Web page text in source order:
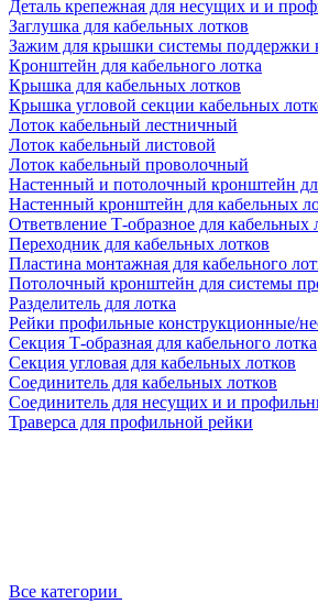
Деталь крепежная для несущих и и
Заглушка для кабельных лотков
Зажим для крышки системы поддержки
Кронштейн для кабельного лотка
Крышка для кабельных лотков
Крышка угловой секции кабельных
Лоток кабельный лестничный
Лоток кабельный листовой
Лоток кабельный проволочный
Настенный и потолочный кронштейн
Настенный кронштейн для кабельных
Ответвление Т-образное для кабельных
Переходник для кабельных лотков
Пластина монтажная для кабельного
Потолочный кронштейн для системы
Разделитель для лотка
Рейки профильные конструкционные/
Секция Т-образная для кабельного лотка
Секция угловая для кабельных лотков
Соединитель для кабельных лотков
Соединитель для несущих и и
Траверса для профильной рейки
Все категории